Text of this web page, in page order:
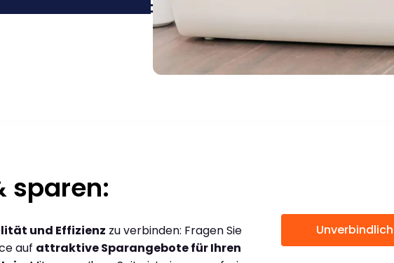
sparen:
und Effizienz zu verbinden: Fragen Sie
auf attraktive Sparangebote für Ihren